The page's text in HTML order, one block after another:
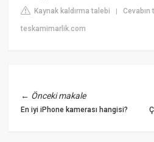
Kaynak kaldırma talebi |Cevabın
teskamimarlik.com
← Önceki makale
En iyi iPhone kamerası hangisi?